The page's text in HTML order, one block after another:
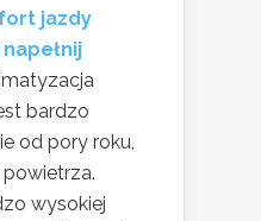
jazdy
bardzo
od pory roku,
wysokiej